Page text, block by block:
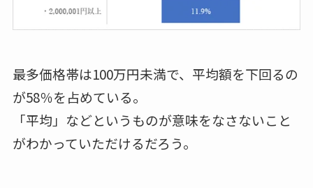
最多価格帯は100万円未満で、平均額を下回るの
が58％を占めている。
「平均」などというものが意味をなさないこと
がわかっていただけるだろう。